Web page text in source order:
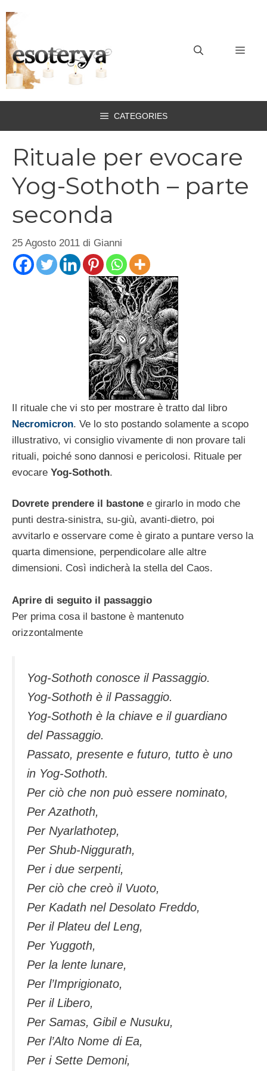
al
contenuto
CATEGORIES
Rituale per evocare
Yog-Sothoth – parte
seconda
25 Agosto 2011 di Gianni
Il rituale che vi sto per mostrare è tratto dal libro
Necromicron. Ve lo sto postando solamente a scopo
illustrativo, vi consiglio vivamente di non provare tali
rituali, poiché sono dannosi e pericolosi. Rituale per
evocare Yog-Sothoth.
Dovrete prendere il bastone e girarlo in modo che
punti destra-sinistra, su-giù, avanti-dietro, poi
avvitarlo e osservare come è girato a puntare verso la
quarta dimensione, perpendicolare alle altre
dimensioni. Così indicherà la stella del Caos.
Aprire di seguito il passaggio
Per prima cosa il bastone è mantenuto
orizzontalmente
Yog-Sothoth conosce il Passaggio.
Yog-Sothoth è il Passaggio.
Yog-Sothoth è la chiave e il guardiano
del Passaggio.
Passato, presente e futuro, tutto è uno
in Yog-Sothoth.
Per ciò che non può essere nominato,
Per Azathoth,
Per Nyarlathotep,
Per Shub-Niggurath,
Per i due serpenti,
Per ciò che creò il Vuoto,
Per Kadath nel Desolato Freddo,
Per il Plateu del Leng,
Per Yuggoth,
Per la lente lunare,
Per l’Imprigionato,
Per il Libero,
Per Samas, Gibil e Nusuku,
Per l’Alto Nome di Ea,
Per i Sette Demoni,